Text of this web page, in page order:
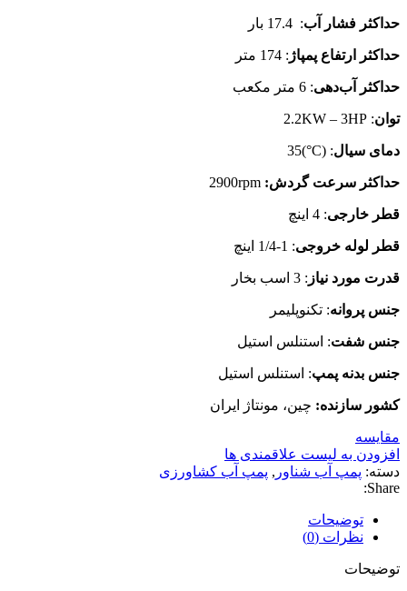
حداکثر فشار آب: 17.4 بار
حداکثر ارتفاع پمپاژ : 174 متر
حداکثر آب‌دهی: 6 متر مکعب
توان: 2.2KW – 3HP
دمای سیال: (C°)35
حداکثر سرعت گردش:
قطر خارجی: 4 اینچ
قطر لوله خروجی: 1-1/4 اینچ
قدرت مورد نیاز : 3 اسب بخار
جنس پروانه: تکنوپلیمر
جنس شفت: استنلس استیل
جنس بدنه پمپ: استنلس استیل
کشور سازنده: چین، مونتاژ ایران
مقایسه
افزودن به لیست علاقمندی ها
دسته: پمپ آب شناور , پمپ آب کشاورزی
Share:
توضیحات
نظرات (0)
توضیحات